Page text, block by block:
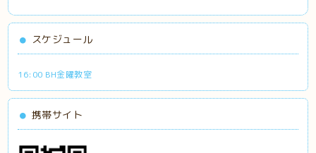
スケジュール
16:00 BH金曜教室
携帯サイト